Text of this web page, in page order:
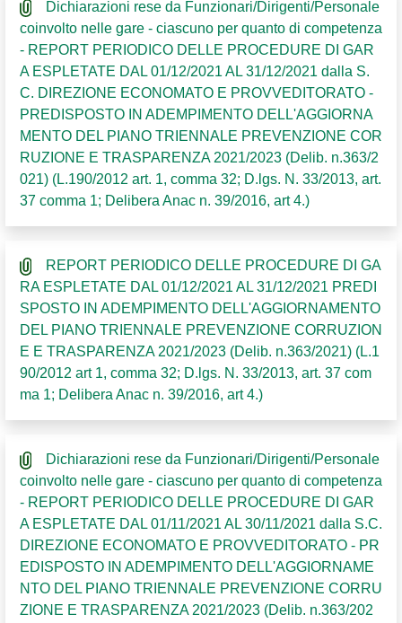
Dichiarazioni rese da Funzionari/Dirigenti/Personale
coinvolto nelle gare - ciascuno per quanto di competenza
- REPORT PERIODICO DELLE PROCEDURE DI GAR
A ESPLETATE DAL 01/12/2021 AL 31/12/2021 dalla S.
C. DIREZIONE ECONOMATO E PROVVEDITORATO -
PREDISPOSTO IN ADEMPIMENTO DELL'AGGIORNA
MENTO DEL PIANO TRIENNALE PREVENZIONE COR
RUZIONE E TRASPARENZA 2021/2023 (Delib. n.363/2
021) (L.190/2012 art. 1, comma 32; D.lgs. N. 33/2013, art.
37 comma 1; Delibera Anac n. 39/2016, art 4.)
REPORT PERIODICO DELLE PROCEDURE DI GA
RA ESPLETATE DAL 01/12/2021 AL 31/12/2021 PREDI
SPOSTO IN ADEMPIMENTO DELL'AGGIORNAMENTO
DEL PIANO TRIENNALE PREVENZIONE CORRUZION
E E TRASPARENZA 2021/2023 (Delib. n.363/2021) (L.1
90/2012 art 1, comma 32; D.lgs. N. 33/2013, art. 37 com
ma 1; Delibera Anac n. 39/2016, art 4.)
Dichiarazioni rese da Funzionari/Dirigenti/Personale
coinvolto nelle gare - ciascuno per quanto di competenza
- REPORT PERIODICO DELLE PROCEDURE DI GAR
A ESPLETATE DAL 01/11/2021 AL 30/11/2021 dalla S.C.
DIREZIONE ECONOMATO E PROVVEDITORATO - PR
EDISPOSTO IN ADEMPIMENTO DELL'AGGIORNAME
NTO DEL PIANO TRIENNALE PREVENZIONE CORRU
ZIONE E TRASPARENZA 2021/2023 (Delib. n.363/202